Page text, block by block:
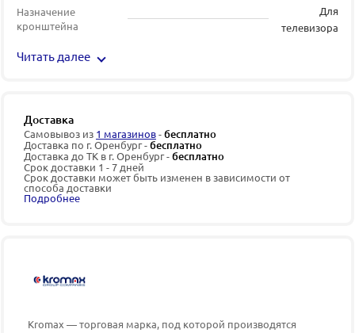
Назначение
кронштейна
Для
телевизора
Читать далее
Доставка
Самовывоз из 1 магазинов-бесплатно
Доставка по г. Оренбург -бесплатно
Доставка до ТК в г. Оренбург -бесплатно
Срок доставки 1 - 7 дней
Срок доставки может быть изменен в зависимости от
способа доставки
Подробнее
Kromax — торговая марка, под которой производятся